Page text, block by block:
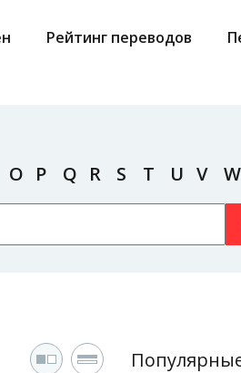
Рейтинг переводов
O P Q R S T U V W